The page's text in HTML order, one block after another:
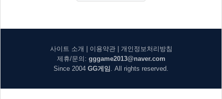
사이트 소개 이용약관| 개인정보처리방침
제휴/문의: gggame2013@naver.com
Since 2004 GG게임 . All rights reserved.